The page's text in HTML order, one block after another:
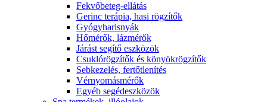
Fekvőbeteg-ellátás
Gerinc terápia, hasi rögzítők
Gyógyharisnyák
Hőmérők, lázmérők
Járást segítő eszközök
Csuklórögzítők és könyökrögzítők
Sebkezelés, fertőtlenítés
Vérnyomásmérők
Egyéb segédeszközök